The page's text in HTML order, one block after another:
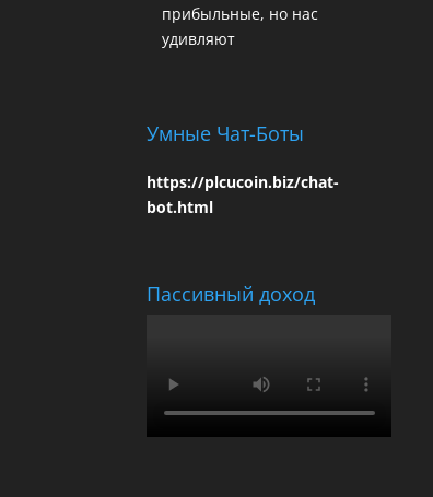
прибыльные, но нас
удивляют
Умные Чат-Боты
https://plcucoin.biz/chat-
bot.html
Пассивный доход